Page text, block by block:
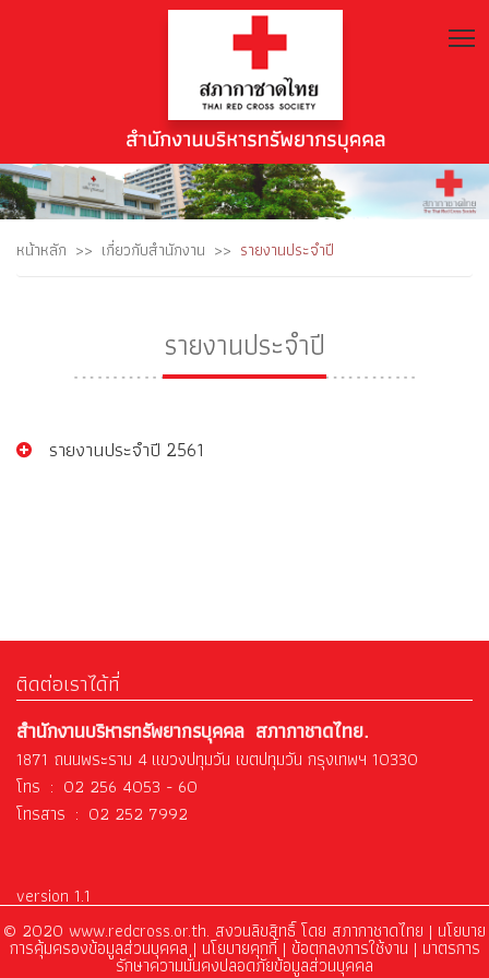
หน้าหลัก เกี่ยวกับสำนักงาน รายงานประจำปี
รายงานประจำปี
รายงานประจำปี 2561
ติดต่อเราได้ที่
สำนักงานบริหารทรัพยากรบุคคล สภากาชาดไทย.
1871 ถนนพระราม 4 แขวงปทุมวัน เขตปทุมวัน กรุงเทพฯ 10330
โทร : 02 256 4053 - 60
โทรสาร : 02 252 7992
version 1.1
© 2020 www.redcross.or.th. สงวนลิขสิทธิ์ โดย สภากาชาดไทย | นโยบาย
การคุ้มครองข้อมูลส่วนบุคคล| นโยบายคุกกี้ | ข้อตกลงการใช้งาน | มาตรการ
รักษาความมั่นคงปลอดภัยข้อมูลส่วนบุคคล